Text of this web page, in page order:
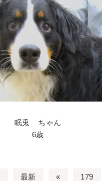
眠兎 ちゃん
6歳
最新 « 179